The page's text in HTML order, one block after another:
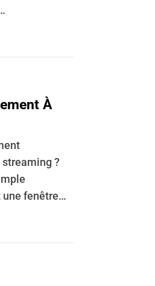
À
?
une fenêtre…